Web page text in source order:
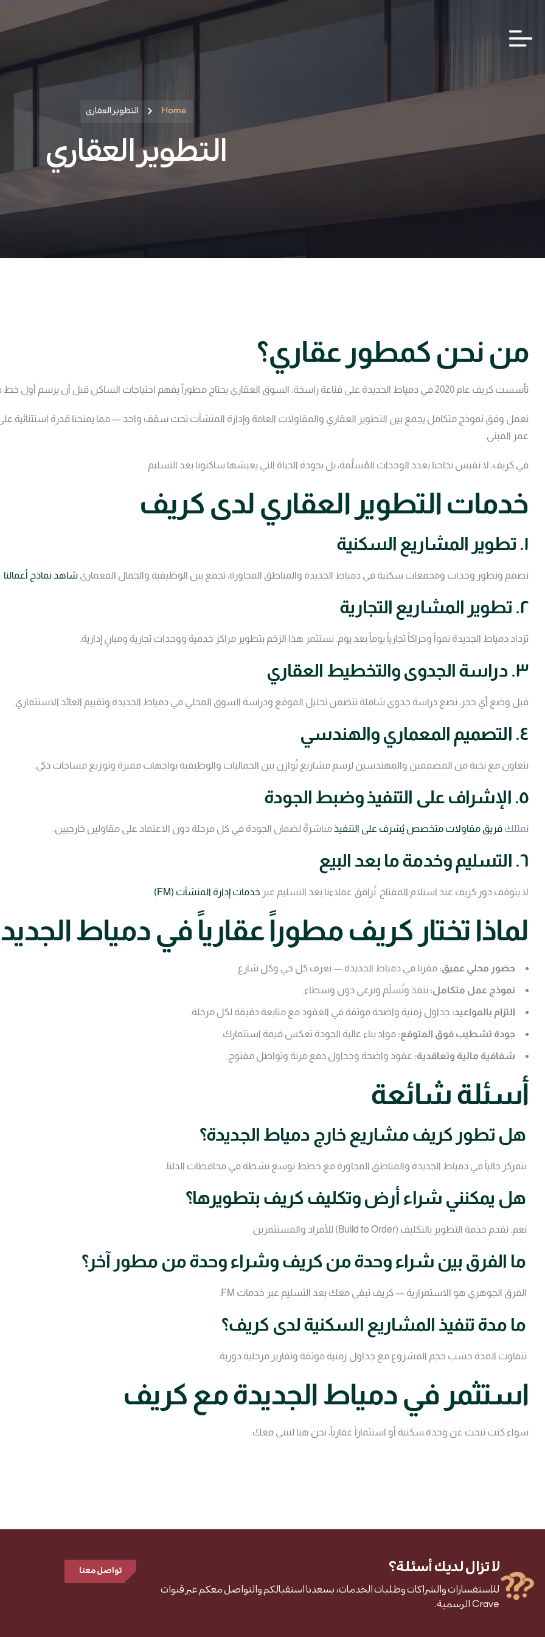
التطوير العقاري
Home التطوير العقاري
من نحن كمطور عقاري؟
تأسست كريف عام 2020 في دمياط الجديدة على قناعة راسخة: السوق العقاري يحتاج مطوراً يفهم احتياجات الساكن قبل أن يرسم أول خط في المخطط.
نعمل وفق نموذج متكامل يجمع بين التطوير العقاري والمقاولات العامة وإدارة المنشآت تحت سقف واحد — مما يمنحنا قدرة
عمر المبنى.
في كريف، لا نقيس نجاحنا بعدد الوحدات المُسلَّمة، بل بجودة الحياة التي يعيشها ساكنونا بعد التسليم.
خدمات التطوير العقاري لدى كريف
١. تطوير المشاريع السكنية
نصمم ونطور وحدات ومجمعات سكنية في دمياط الجديدة والمناطق المجاورة، تجمع بين الوظيفية والجمال المعماري شاهد نماذج أعمالنا
٢. تطوير المشاريع التجارية
تزداد دمياط الجديدة نمواً وحراكاً تجارياً يوماً بعد يوم. نستثمر هذا الزخم بتطوير مراكز خدمية ووحدات تجارية ومبانٍ إدارية.
٣. دراسة الجدوى والتخطيط العقاري
قبل وضع أي حجر، نضع دراسة جدوى شاملة تتضمن تحليل الموقع ودراسة السوق المحلي في دمياط الجديدة وتقييم العائد الاستثماري.
٤. التصميم المعماري والهندسي
نتعاون مع نخبة من المصممين والمهندسين لرسم مشاريع تُوازن بين الجماليات والوظيفية بواجهات مميزة وتوزيع مساحات ذكي.
٥. الإشراف على التنفيذ وضبط الجودة
نمتلك فريق مقاولات متخصص يُشرف على التنفيذ مباشرةً لضمان الجودة في كل مرحلة دون الاعتماد على مقاولين خارجيين.
٦. التسليم وخدمة ما بعد البيع
لا يتوقف دور كريف عند استلام المفتاح. نُرافق عملاءنا بعد التسليم عبر خدمات إدارة المنشآت (FM)
لماذا تختار كريف مطوراً عقارياً في دمياط
حضور محلي عميق: مقرنا في دمياط الجديدة — نعرف كل حي وكل شارع.
نموذج عمل متكامل: ننفذ ونُسلّم ونرعى دون وسطاء.
التزام بالمواعيد: جداول زمنية واضحة موثقة في العقود مع متابعة دقيقة لكل مرحلة.
جودة تشطيب فوق المتوقع: مواد بناء عالية الجودة تعكس قيمة استثمارك.
شفافية مالية وتعاقدية: عقود واضحة وجداول دفع مرنة وتواصل مفتوح.
أسئلة شائعة
هل تطور كريف مشاريع خارج دمياط الجديدة؟
نتمركز حالياً في دمياط الجديدة والمناطق المجاورة مع خطط توسع نشطة في محافظات الدلتا.
هل يمكنني شراء أرض وتكليف كريف بتطويرها؟
نعم. نقدم خدمة التطوير بالتكليف (Build to Order) للأفراد والمستثمرين.
ما الفرق بين شراء وحدة من كريف وشراء وحدة من مطور آخر؟
الفرق الجوهري هو الاستمرارية — كريف تبقى معك بعد التسليم عبر خدمات FM.
ما مدة تنفيذ المشاريع السكنية لدى كريف؟
تتفاوت المدة حسب حجم المشروع مع جداول زمنية موثقة وتقارير مرحلية دورية.
استثمر في دمياط الجديدة مع كريف
سواء كنت تبحث عن وحدة سكنية أو استثماراً عقارياً، نحن هنا لنبني معك .
تواصل معنا لا تزال لديك أسئلة؟
للاستفسارات والشراكات وطلبات الخدمات، يسعدنا استقبالكم والتواصل معكم عبر قنوات
Crave الرسمية.